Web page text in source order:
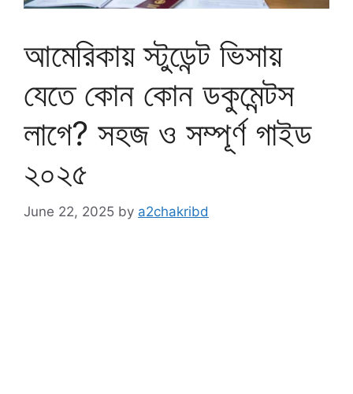
আমেরিকায় স্টুডেন্ট ভিসায়
যেতে কোন কোন ডকুমেন্টস
লাগে? সহজ ও সম্পূর্ণ গাইড
২০২৫
June 22, 2025 by a2chakribd